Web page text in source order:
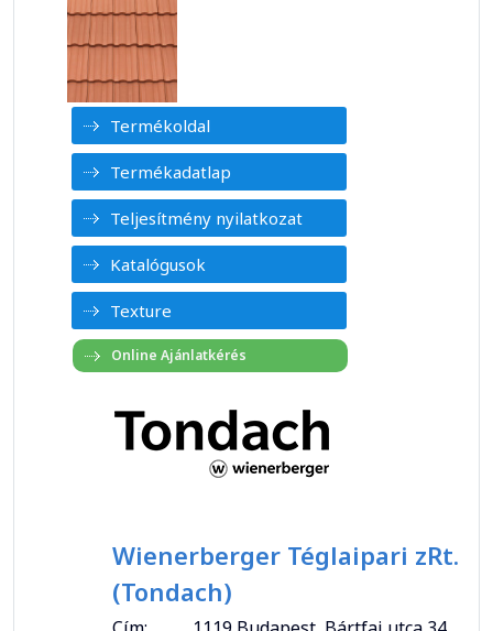
Termékoldal
Termékadatlap
Teljesítmény nyilatkozat
Katalógusok
Texture
Wienerberger Téglaipari zRt.
(Tondach)